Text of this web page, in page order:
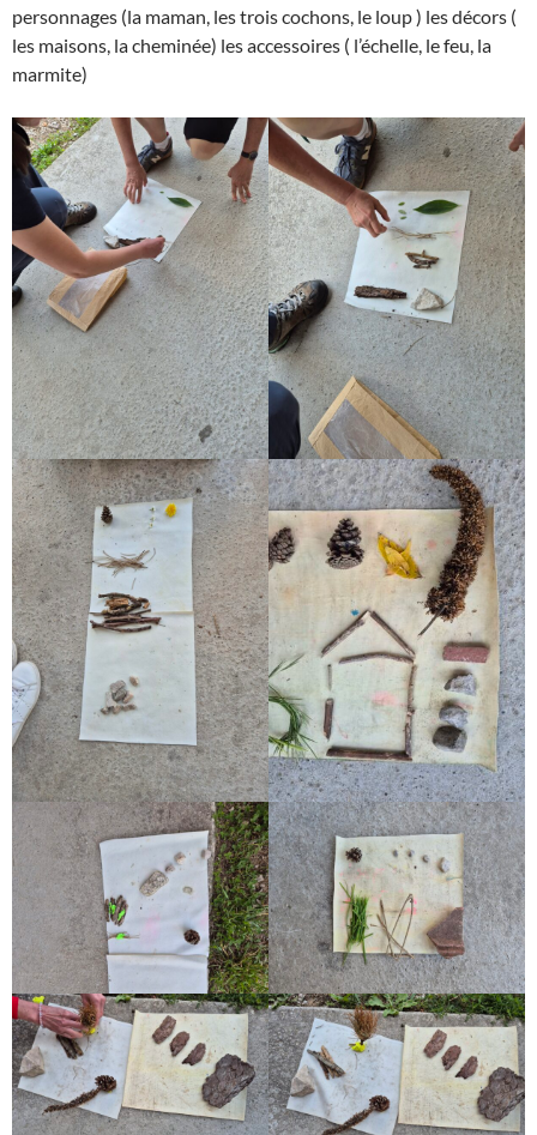
personnages (la maman, les trois cochons, le loup ) les décors (
les maisons, la cheminée) les accessoires ( l’échelle, le feu, la
marmite)